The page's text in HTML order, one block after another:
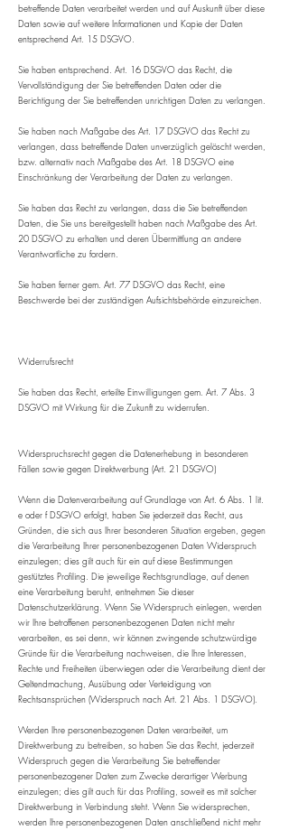
betreffende Daten verarbeitet werden und auf Auskunft über diese
Daten sowie auf weitere Informationen und Kopie der Daten
entsprechend Art. 15 DSGVO.
Sie haben entsprechend. Art. 16 DSGVO das Recht, die
Vervollständigung der Sie betreffenden Daten oder die
Berichtigung der Sie betreffenden unrichtigen Daten zu verlangen.
Sie haben nach Maßgabe des Art. 17 DSGVO das Recht zu
verlangen, dass betreffende Daten unverzüglich gelöscht werden,
bzw. alternativ nach Maßgabe des Art. 18 DSGVO eine
Einschränkung der Verarbeitung der Daten zu verlangen.
Sie haben das Recht zu verlangen, dass die Sie betreffenden
Daten, die Sie uns bereitgestellt haben nach Maßgabe des Art.
20 DSGVO zu erhalten und deren Übermittlung an andere
Verantwortliche zu fordern.
Sie haben ferner gem. Art. 77 DSGVO das Recht, eine
Beschwerde bei der zuständigen Aufsichtsbehörde einzureichen.
Widerrufsrecht
Sie haben das Recht, erteilte Einwilligungen gem. Art. 7 Abs. 3
DSGVO mit Wirkung für die Zukunft zu widerrufen.
Widerspruchsrecht gegen die Datenerhebung in besonderen
Fällen sowie gegen Direktwerbung (Art. 21 DSGVO)
Wenn die Datenverarbeitung auf Grundlage von Art. 6 Abs. 1 lit.
e oder f DSGVO erfolgt, haben Sie jederzeit das Recht, aus
Gründen, die sich aus Ihrer besonderen Situation ergeben, gegen
die Verarbeitung Ihrer personenbezogenen Daten Widerspruch
einzulegen; dies gilt auch für ein auf diese Bestimmungen
gestütztes Profiling. Die jeweilige Rechtsgrundlage, auf denen
eine Verarbeitung beruht, entnehmen Sie dieser
Datenschutzerklärung. Wenn Sie Widerspruch einlegen, werden
wir Ihre betroffenen personenbezogenen Daten nicht mehr
verarbeiten, es sei denn, wir können zwingende schutzwürdige
Gründe für die Verarbeitung nachweisen, die Ihre Interessen,
Rechte und Freiheiten überwiegen oder die Verarbeitung dient der
Geltendmachung, Ausübung oder Verteidigung von
Rechtsansprüchen (Widerspruch nach Art. 21 Abs. 1 DSGVO).
Werden Ihre personenbezogenen Daten verarbeitet, um
Direktwerbung zu betreiben, so haben Sie das Recht, jederzeit
Widerspruch gegen die Verarbeitung Sie betreffender
personenbezogener Daten zum Zwecke derartiger Werbung
einzulegen; dies gilt auch für das Profiling, soweit es mit solcher
Direktwerbung in Verbindung steht. Wenn Sie widersprechen,
werden Ihre personenbezogenen Daten anschließend nicht mehr